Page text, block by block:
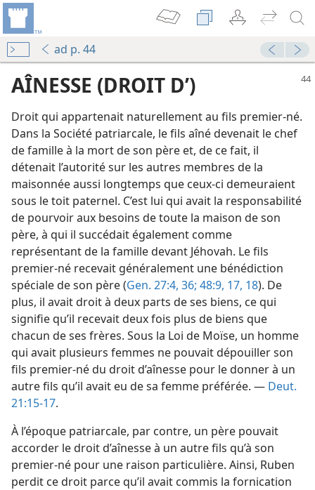
ad p. 44
La Tour de Garde annonce le Royaume de Jéhovah 2010
Cahier pour la réunion Vie chrétienne et ministère (2020)
AÎNESSE (DROIT D’)
Droit qui appartenait naturellement au fils premier-né.
Dans la Société patriarcale, le fils aîné devenait le chef
de famille à la mort de son père et, de ce fait, il
détenait l’autorité sur les autres membres de la
maisonnée aussi longtemps que ceux-ci demeuraient
sous le toit paternel. C’est lui qui avait la responsabilité
de pourvoir aux besoins de toute la maison de son
père, à qui il succédait également comme
représentant de la famille devant Jéhovah. Le fils
premier-né recevait généralement une bénédiction
spéciale de son père (Gen. 27:4, 36; 48:9, 17, 18). De
plus, il avait droit à deux parts de ses biens, ce qui
signifie qu’il recevait deux fois plus de biens que
chacun de ses frères. Sous la Loi de Moïse, un homme
qui avait plusieurs femmes ne pouvait dépouiller son
fils premier-né du droit d’aînesse pour le donner à un
autre fils qu’il avait eu de sa femme préférée. — Deut.
21:15-17.
À l’époque patriarcale, par contre, un père pouvait
accorder le droit d’aînesse à un autre fils qu’à son
premier-né pour une raison particulière. Ainsi, Ruben
perdit ce droit parce qu’il avait commis la fornication